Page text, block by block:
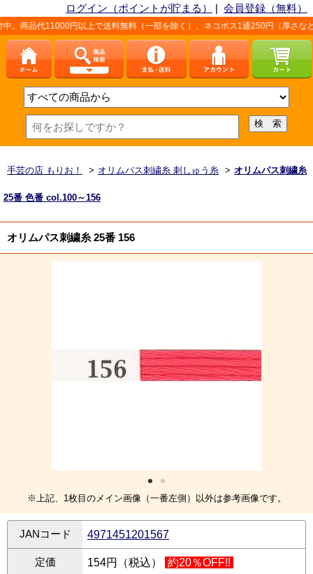
ログイン（ポイントが貯まる） | 会員登録（無料）
円以上で送料無料（一部を除く）、ネコポス1通250円（厚さなど条件あり
手芸の店 もりお！ > オリムパス刺繍糸 刺しゅう糸 > オリムパス刺繍糸
25番 色番 col.100～156
オリムパス刺繍糸 25番 156
※上記、1枚目のメイン画像（一番左側）以外は参考画像です。
JANコード 4971451201567
定価 154円（税込） 約20％OFF!!